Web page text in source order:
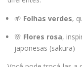
🌱 Folhas verdes,
🌸 Flores rosa,
japonesas (sakura)